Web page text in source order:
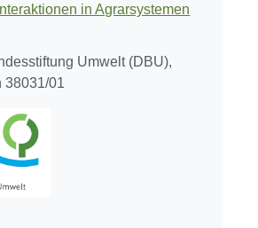
in Agrarsystemen
Umwelt (DBU),
38031/01